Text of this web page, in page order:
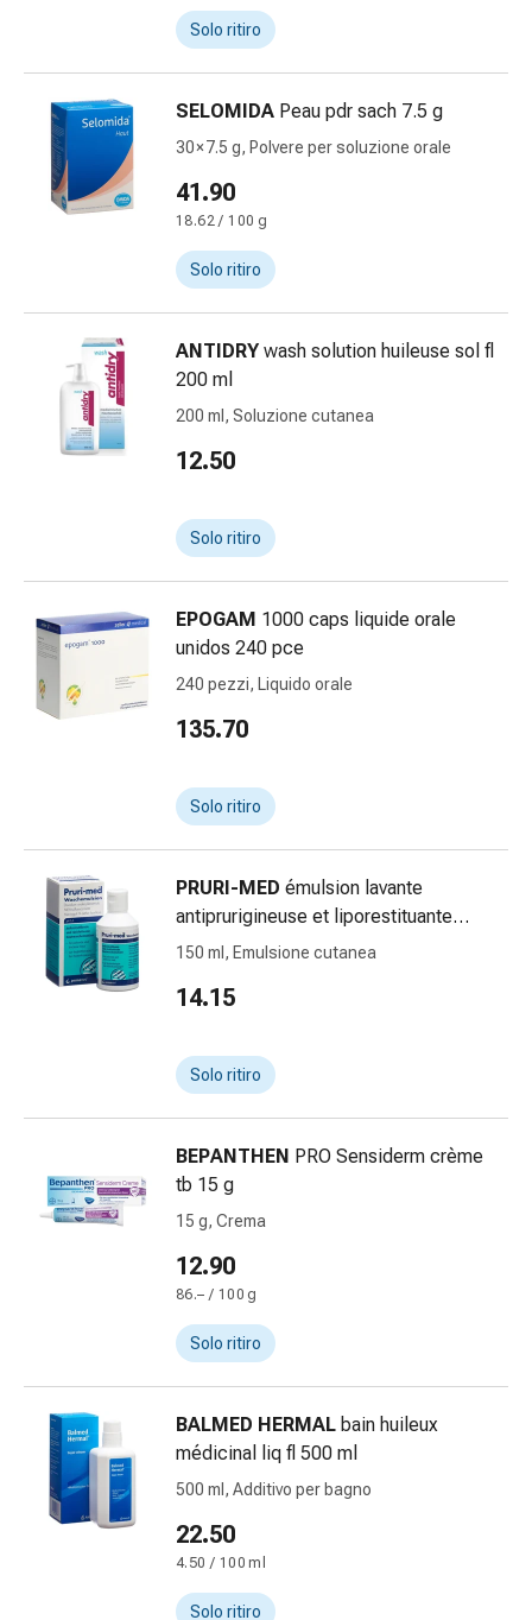
medicali
e
occhi
dell'orecchio
Cura
delle
orecchie
Gocce
degli
occhi
Bende
Igiene
oculare
Cuore
e
circolazione
Terapia
cardiaca
Calze
compressione
Disturbi
circolatori
fumo
Disturbi
venosi
nervo
cardiaco
della
memoria
concentrazione
da
fieno
Antiallergico
pelle
Naso
Gastrointestinale
Emorroidi
Solo ritiro
SELOMIDA Peau pdr sach 7.5 g
30 × 7.5 g, Polvere per soluzione orale
41.90
18.62 / 100 g
Solo ritiro
ANTIDRY wash solution huileuse sol fl
200 ml
200 ml, Soluzione cutanea
12.50
Solo ritiro
EPOGAM 1000 caps liquide orale
unidos 240 pce
240 pezzi, Liquido orale
135.70
Solo ritiro
PRURI-MED émulsion lavante
antiprurigineuse et liporestituante
émuls pH 5.5 fl 150 ml
150 ml, Emulsione cutanea
14.15
Solo ritiro
BEPANTHEN PRO Sensiderm crème
tb 15 g
15 g, Crema
12.90
86.– / 100 g
Solo ritiro
BALMED HERMAL bain huileux
médicinal liq fl 500 ml
500 ml, Additivo per bagno
22.50
4.50 / 100 ml
Solo ritiro